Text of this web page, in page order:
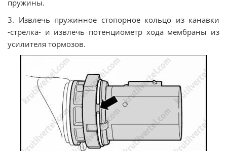
пружины.
3. Извлечь пружинное стопорное кольцо из канавки
-стрелка- и извлечь потенциометр хода мембраны из
усилителя тормозов.